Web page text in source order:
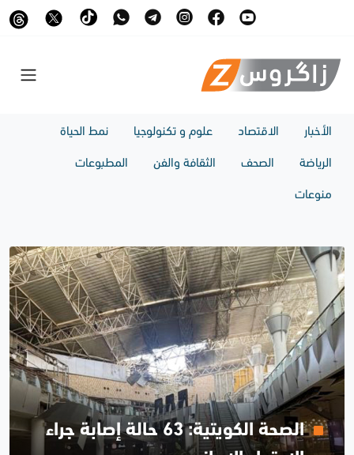
الأخبار الاقتصاد علوم و تكنولوجيا
نمط الحياة
الرياضة
الصحف الثقافة والفن
المطبوعات
منوعات
الصحة الكويتية: 63 حالة إصابة جراء